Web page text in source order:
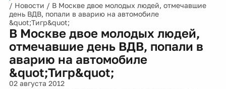
/ Новости / В Москве двое молодых людей, отмечавшие
день ВДВ, попали в аварию на автомобиле
&quot;Тигр&quot;
В Москве двое молодых людей,
отмечавшие день ВДВ, попали в
аварию на автомобиле
&quot;Тигр&quot;
02 августа 2012